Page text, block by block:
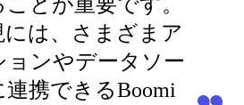
には、さまざまア
ョンやデータソー
連携できるBoomi